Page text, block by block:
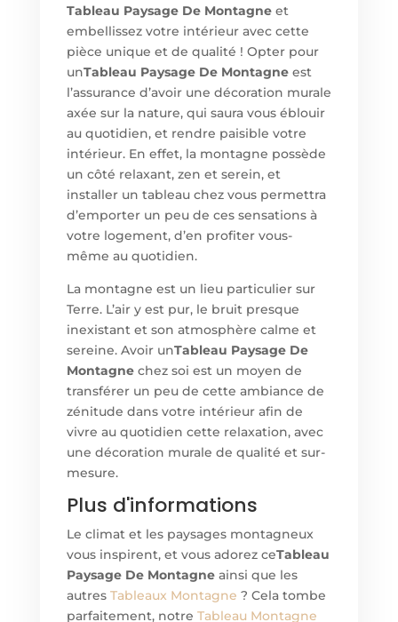
Tableau Paysage De Montagneet
embellissez votre intérieur avec cette
pièce unique et de qualité ! Opter pour
unTableau Paysage De Montagneest
l’assurance d’avoir une décoration murale
axée sur la nature, qui saura vous éblouir
au quotidien, et rendre paisible votre
intérieur. En effet, la montagne possède
un côté relaxant, zen et serein, et
installer un tableau chez vous permettra
d’emporter un peu de ces sensations à
votre logement, d’en profiter vous-
même au quotidien.
La montagne est un lieu particulier sur
Terre. L’air y est pur, le bruit presque
inexistant et son atmosphère calme et
sereine. Avoir unTableau Paysage De
Montagnechez soi est un moyen de
transférer un peu de cette ambiance de
zénitude dans votre intérieur afin de
vivre au quotidien cette relaxation, avec
une décoration murale de qualité et sur-
mesure.
Plus d'informations
Le climat et les paysages montagneux
vous inspirent, et vous adorez ceTableau
Paysage De Montagneainsi que les
autres Tableaux Montagne ? Cela tombe
parfaitement, notre Tableau Montagne